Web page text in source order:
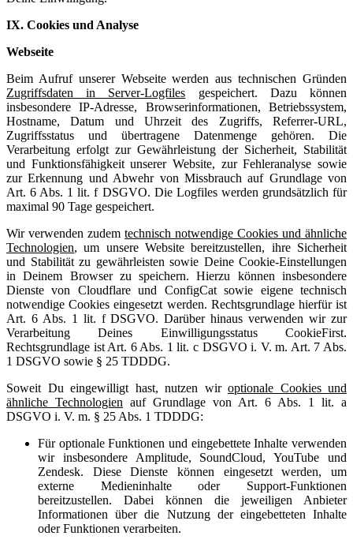
IX. Cookies und Analyse
Webseite
Beim Aufruf unserer Webseite werden aus technischen Gründen
Zugriffsdaten in Server-Logfiles gespeichert. Dazu können
insbesondere IP-Adresse, Browserinformationen, Betriebssystem,
Hostname, Datum und Uhrzeit des Zugriffs, Referrer-URL,
Zugriffsstatus und übertragene Datenmenge gehören. Die
Verarbeitung erfolgt zur Gewährleistung der Sicherheit, Stabilität
und Funktionsfähigkeit unserer Website, zur Fehleranalyse sowie
zur Erkennung und Abwehr von Missbrauch auf Grundlage von
Art. 6 Abs. 1 lit. f DSGVO. Die Logfiles werden grundsätzlich für
maximal 90 Tage gespeichert.
Wir verwenden zudem technisch notwendige Cookies und ähnliche
Technologien, um unsere Website bereitzustellen, ihre Sicherheit
und Stabilität zu gewährleisten sowie Deine Cookie-Einstellungen
in Deinem Browser zu speichern. Hierzu können insbesondere
Dienste von Cloudflare und ConfigCat sowie eigene technisch
notwendige Cookies eingesetzt werden. Rechtsgrundlage hierfür ist
Art. 6 Abs. 1 lit. f DSGVO. Darüber hinaus verwenden wir zur
Verarbeitung Deines Einwilligungsstatus CookieFirst.
Rechtsgrundlage ist Art. 6 Abs. 1 lit. c DSGVO i. V. m. Art. 7 Abs.
1 DSGVO sowie § 25 TDDDG.
Soweit Du eingewilligt hast, nutzen wir optionale Cookies und
ähnliche Technologien auf Grundlage von Art. 6 Abs. 1 lit. a
DSGVO i. V. m. § 25 Abs. 1 TDDDG:
Für optionale Funktionen und eingebettete Inhalte verwenden
wir insbesondere Amplitude, SoundCloud, YouTube und
Zendesk. Diese Dienste können eingesetzt werden, um
externe Medieninhalte oder Support-Funktionen
bereitzustellen. Dabei können die jeweiligen Anbieter
Informationen über die Nutzung der eingebetteten Inhalte
oder Funktionen verarbeiten.